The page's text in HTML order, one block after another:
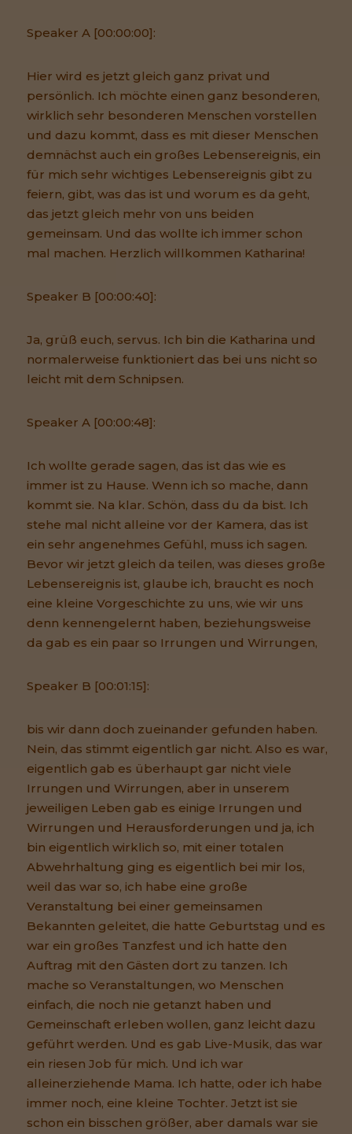
Speaker A [00:00:00]:
Hier wird es jetzt gleich ganz privat und
persönlich. Ich möchte einen ganz besonderen,
wirklich sehr besonderen Menschen vorstellen
und dazu kommt, dass es mit dieser Menschen
demnächst auch ein großes Lebensereignis, ein
für mich sehr wichtiges Lebensereignis gibt zu
feiern, gibt, was das ist und worum es da geht,
das jetzt gleich mehr von uns beiden
gemeinsam. Und das wollte ich immer schon
mal machen. Herzlich willkommen Katharina!
Speaker B [00:00:40]:
Ja, grüß euch, servus. Ich bin die Katharina und
normalerweise funktioniert das bei uns nicht so
leicht mit dem Schnipsen.
Speaker A [00:00:48]:
Ich wollte gerade sagen, das ist das wie es
immer ist zu Hause. Wenn ich so mache, dann
kommt sie. Na klar. Schön, dass du da bist. Ich
stehe mal nicht alleine vor der Kamera, das ist
ein sehr angenehmes Gefühl, muss ich sagen.
Bevor wir jetzt gleich da teilen, was dieses große
Lebensereignis ist, glaube ich, braucht es noch
eine kleine Vorgeschichte zu uns, wie wir uns
denn kennengelernt haben, beziehungsweise
da gab es ein paar so Irrungen und Wirrungen,
Speaker B [00:01:15]:
bis wir dann doch zueinander gefunden haben.
Nein, das stimmt eigentlich gar nicht. Also es war,
eigentlich gab es überhaupt gar nicht viele
Irrungen und Wirrungen, aber in unserem
jeweiligen Leben gab es einige Irrungen und
Wirrungen und Herausforderungen und ja, ich
bin eigentlich wirklich so, mit einer totalen
Abwehrhaltung ging es eigentlich bei mir los,
weil das war so, ich habe eine große
Veranstaltung bei einer gemeinsamen
Bekannten geleitet, die hatte Geburtstag und es
war ein großes Tanzfest und ich hatte den
Auftrag mit den Gästen dort zu tanzen. Ich
mache so Veranstaltungen, wo Menschen
einfach, die noch nie getanzt haben und
Gemeinschaft erleben wollen, ganz leicht dazu
geführt werden. Und es gab Live-Musik, das war
ein riesen Job für mich. Und ich war
alleinerziehende Mama. Ich hatte, oder ich habe
immer noch, eine kleine Tochter. Jetzt ist sie
schon ein bisschen größer, aber damals war sie